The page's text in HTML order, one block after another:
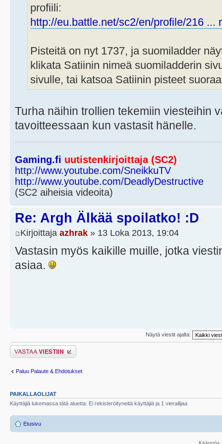
profiili:
http://eu.battle.net/sc2/en/profile/216 ...
Pisteitä on nyt 1737, ja suomiladder
klikata Satiinin nimeä suomiladderin
sivulle, tai katsoa Satiinin pisteet
Turha näihin trollien tekemiin viesteihin
tavoitteessaan kun vastasit hänelle.
Gaming.fi uutistenkirjoittaja (SC2)
http://www.youtube.com/SneikkuTV
http://www.youtube.com/DeadlyDestructive
(SC2 aiheisia videoita)
Re: Argh Älkää spoilatko! :D
Kirjoittaja azhrak » 13 Loka 2013, 19:04
Vastasin myös kaikille muille, jotka
asiaa.
Näytä viestit ajalta:
Lähetä vastaus
Paluu Palaute & Ehdotukset
PAIKALLAOLIJAT
Käyttäjiä lukemassa tätä aluetta: Ei rekisteröityneitä käyttäjiä ja 1 vierailijaa
Etusivu